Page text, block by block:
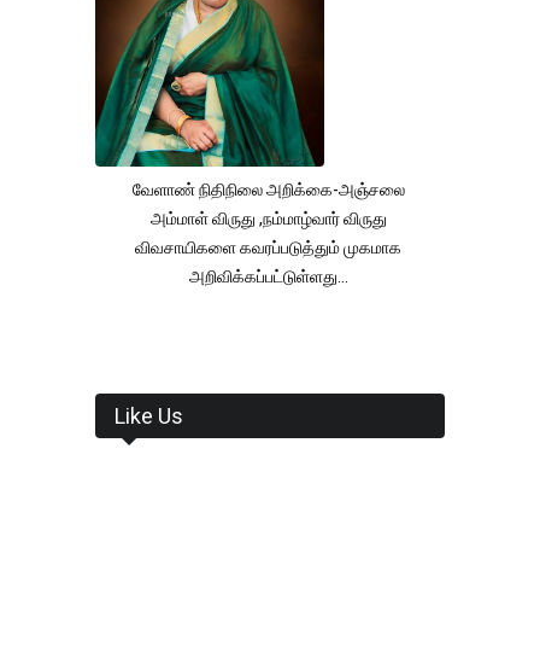
வேளாண் நிதிநிலை அறிக்கை-அஞ்சலை
அம்மாள் விருது ,நம்மாழ்வார் விருது
விவசாயிகளை கவரப்படுத்தும் முகமாக
அறிவிக்கப்பட்டுள்ளது...
Like Us